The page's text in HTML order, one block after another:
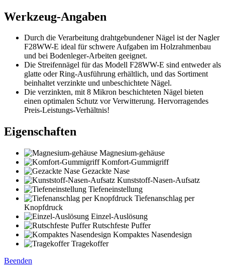
Werkzeug-Angaben
Durch die Verarbeitung drahtgebundener Nägel ist der Nagler
F28WW-E ideal für schwere Aufgaben im Holzrahmenbau
und bei Bodenleger-Arbeiten geeignet.
Die Streifennägel für das Modell F28WW-E sind entweder als
glatte oder Ring-Ausführung erhältlich, und das Sortiment
beinhaltet verzinkte und unbeschichtete Nägel.
Die verzinkten, mit 8 Mikron beschichteten Nägel bieten
einen optimalen Schutz vor Verwitterung. Hervorragendes
Preis-Leistungs-Verhältnis!
Eigenschaften
Magnesium-gehäuse
Komfort-Gummigriff
Gezackte Nase
Kunststoff-Nasen-Aufsatz
Tiefeneinstellung
Tiefenanschlag per
Knopfdruck
Einzel-Auslösung
Rutschfeste Puffer
Kompaktes Nasendesign
Tragekoffer
Beenden